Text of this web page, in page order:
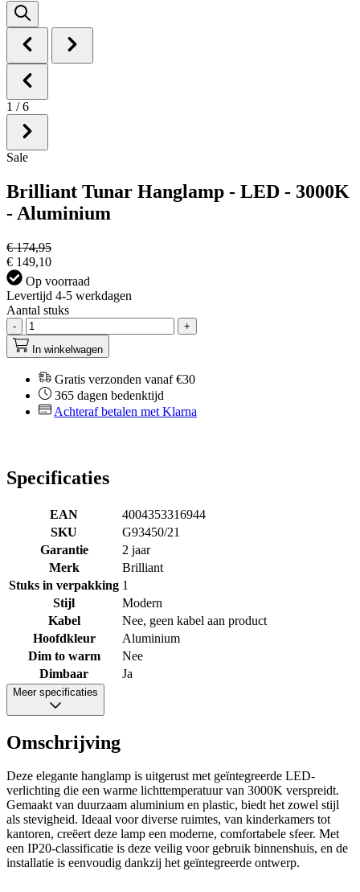
1 / 6
Sale
Brilliant Tunar Hanglamp - LED - 3000K
- Aluminium
€ 174,95
€ 149,10
Op voorraad
Levertijd 4-5 werkdagen
Aantal stuks
-
+
In winkelwagen
Gratis verzonden vanaf €30
365 dagen bedenktijd
Achteraf betalen met Klarna
Specificaties
EAN
4004353316944
SKU
G93450/21
Garantie
2 jaar
Merk
Brilliant
Stuks in verpakking 1
Stijl
Modern
Kabel
Nee, geen kabel aan product
Hoofdkleur
Aluminium
Dim to warm
Nee
Dimbaar
Ja
Meer specificaties
Omschrijving
Deze elegante hanglamp is uitgerust met geïntegreerde LED-
verlichting die een warme lichttemperatuur van 3000K verspreidt.
Gemaakt van duurzaam aluminium en plastic, biedt het zowel stijl
als stevigheid. Ideaal voor diverse ruimtes, van kinderkamers tot
kantoren, creëert deze lamp een moderne, comfortabele sfeer. Met
een IP20-classificatie is deze veilig voor gebruik binnenshuis, en de
installatie is eenvoudig dankzij het geïntegreerde ontwerp.